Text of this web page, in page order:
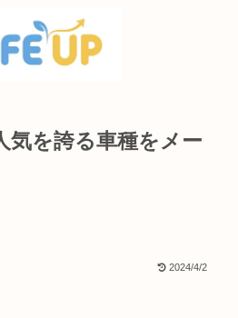
気を誇る車種をメー
2024/4/2